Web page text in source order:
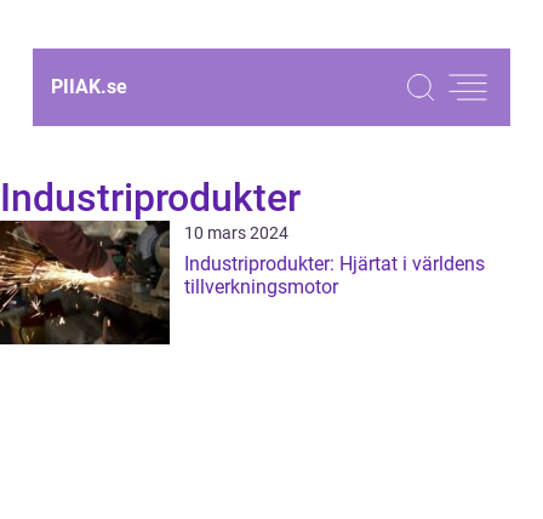
PIIAK.se
Industriprodukter
10 mars 2024
Industriprodukter: Hjärtat i världens
tillverkningsmotor